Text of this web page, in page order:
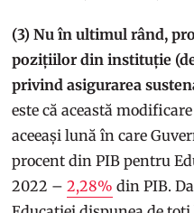
(3) Nu în ultimul rând,
pozițiilor din instituție
privind asigurarea
este că această
aceeași lună în care
procent din PIB pentru
2022 –2,28% din PIB.